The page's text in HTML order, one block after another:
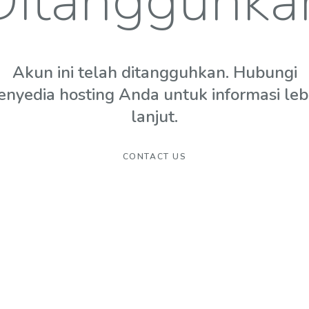
Akun ini telah ditangguhkan. Hubungi
hosting Anda untuk informasi
lanjut.
CONTACT US